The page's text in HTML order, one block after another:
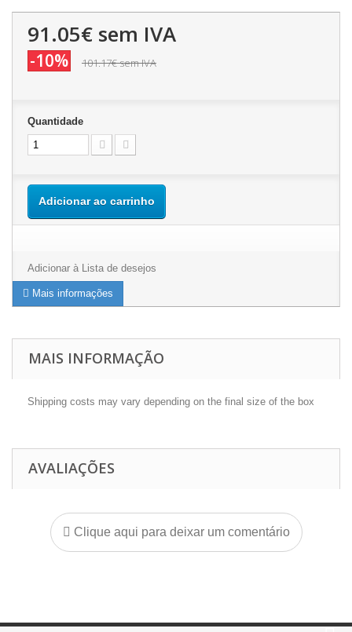
91.05€ sem IVA
-10% 101.17€sem IVA
Quantidade
Adicionar ao carrinho
Adicionar à Lista de desejos
Mais informações
MAIS INFORMAÇÃO
Shipping costs may vary depending on the final size of the box
AVALIAÇÕES
Clique aqui para deixar um comentário